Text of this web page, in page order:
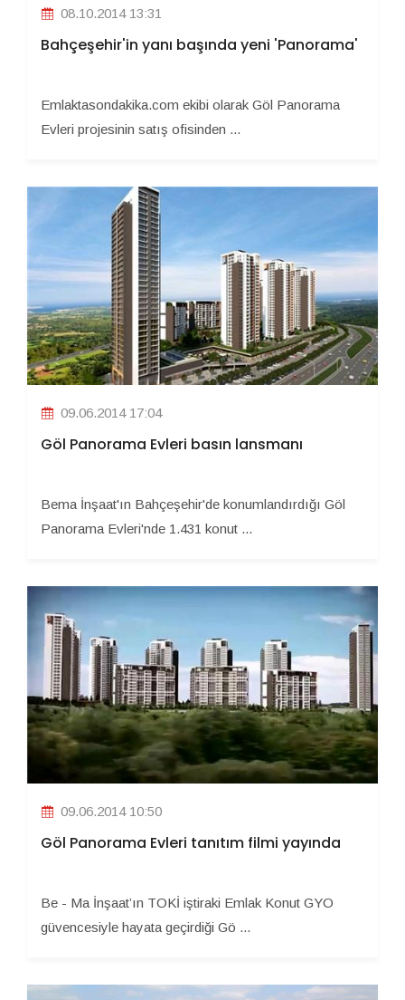
08.10.2014 13:31
Bahçeşehir'in yanı başında yeni 'Panorama'
Emlaktasondakika.com ekibi olarak Göl Panorama
Evleri projesinin satış ofisinden ...
09.06.2014 17:04
Göl Panorama Evleri basın lansmanı
Bema İnşaat'ın Bahçeşehir'de konumlandırdığı Göl
Panorama Evleri'nde 1.431 konut ...
09.06.2014 10:50
Göl Panorama Evleri tanıtım filmi yayında
Be - Ma İnşaat’ın TOKİ iştiraki Emlak Konut GYO
güvencesiyle hayata geçirdiği Gö ...